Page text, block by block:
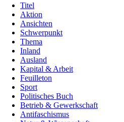
Titel
Aktion
Ansichten
Schwerpunkt
Thema
Inland
Ausland
Kapital & Arbeit
Feuilleton
Sport
Politisches Buch
Betrieb & Gewerkschaft
Antifaschismus